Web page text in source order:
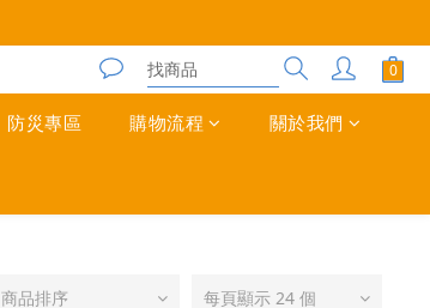
防災專區 購物流程 關於我們
商品排序 每頁顯示 24 個